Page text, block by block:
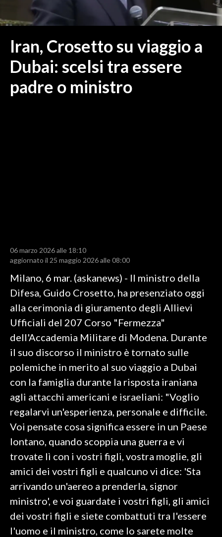
NUORO E PROVINCIA
OGLIASTRA
CRONACA
ITALIA
MONDO
RISULTATI E CLASSIFICHE
CALCIO REGIONALE
BASKET
VOLLEY
MOTORI
TENNIS
ALTRI SPORT
CULTURA
SPETTACOLI
GOSSIP
SALUTE
SARDEGNA TURISMO
SARDI NEL MONDO
NOTIZIE
EVENTI
Iran, Crosetto su viaggio a
Dubai: scelsi tra essere
padre o ministro
06 marzo 2026 alle 18:10
aggiornato il 25 maggio 2026 alle 08:00
Milano, 6 mar. (askanews) - Il ministro della
Difesa, Guido Crosetto, ha presenziato oggi
alla cerimonia di giuramento degli Allievi
Ufficiali del 207 Corso "Fermezza"
dell'Accademia Militare di Modena. Durante
il suo discorso il ministro è tornato sulle
polemiche in merito al suo viaggio a Dubai
con la famiglia durante la risposta iraniana
agli attacchi americani e israeliani: "Voglio
regalarvi un'esperienza, personale e difficile.
Voi pensate cosa significa essere in un Paese
lontano, quando scoppia una guerra e vi
trovate lì con i vostri figli, vostra moglie, gli
amici dei vostri figli e qualcuno vi dice: 'Sta
arrivando un'aereo a prenderla, signor
ministro', e voi guardate i vostri figli, gli amici
dei vostri figli e siete combattuti tra l'essere
l'uomo e il ministro, come lo sarete molte